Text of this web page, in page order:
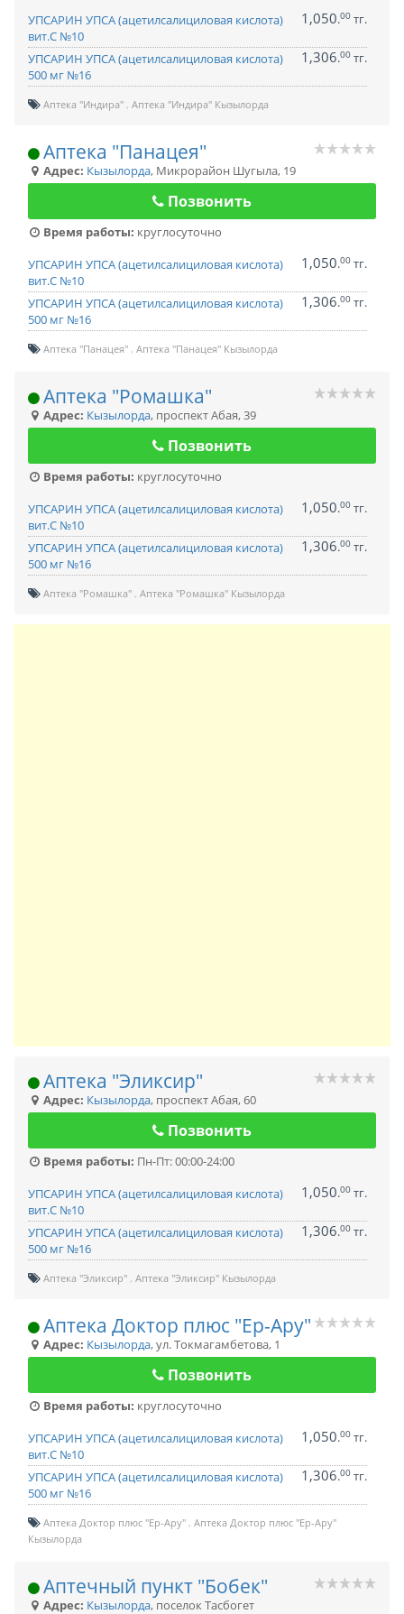
УПСАРИН УПСА (ацетилсалициловая кислота)
вит.С №10
1,050.00 тг.
УПСАРИН УПСА (ацетилсалициловая кислота)
500 мг №16
1,306.00 тг.
Аптека "Индира" Аптека "Индира" Кызылорда
Аптека "Панацея"
Адрес: Кызылорда, Микрорайон Шугыла, 19
Позвонить
Время работы: круглосуточно
УПСАРИН УПСА (ацетилсалициловая кислота)
вит.С №10
1,050.00 тг.
УПСАРИН УПСА (ацетилсалициловая кислота)
500 мг №16
1,306.00 тг.
Аптека "Панацея" Аптека "Панацея" Кызылорда
Аптека "Ромашка"
Адрес: Кызылорда, проспект Абая, 39
Позвонить
Время работы: круглосуточно
УПСАРИН УПСА (ацетилсалициловая кислота)
вит.С №10
1,050.00 тг.
УПСАРИН УПСА (ацетилсалициловая кислота)
500 мг №16
1,306.00 тг.
Аптека "Ромашка" Аптека "Ромашка" Кызылорда
Аптека "Эликсир"
Адрес: Кызылорда, проспект Абая, 60
Позвонить
Время работы: Пн-Пт: 00:00-24:00
УПСАРИН УПСА (ацетилсалициловая кислота)
вит.С №10
1,050.00 тг.
УПСАРИН УПСА (ацетилсалициловая кислота)
500 мг №16
1,306.00 тг.
Аптека "Эликсир" Аптека "Эликсир" Кызылорда
Аптека Доктор плюс "Ер-Ару"
Адрес: Кызылорда,ул. Токмагамбетова, 1
Позвонить
Время работы: круглосуточно
УПСАРИН УПСА (ацетилсалициловая кислота)
вит.С №10
1,050.00 тг.
УПСАРИН УПСА (ацетилсалициловая кислота)
500 мг №16
1,306.00 тг.
Аптека Доктор плюс "Ер-Ару" Аптека Доктор плюс "Ер-Ару"
Кызылорда
Аптечный пункт "Бобек"
Адрес: Кызылорда, поселок Тасбогет